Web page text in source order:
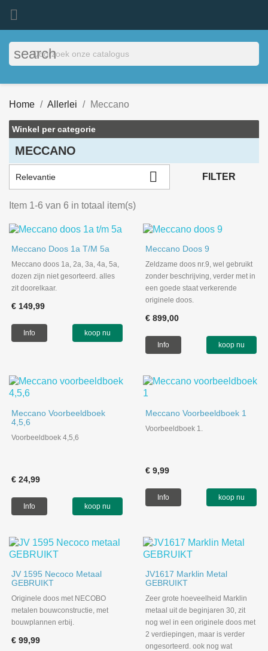

search
Home Allerlei Meccano
Winkel per categorie
MECCANO
Relevantie  FILTER
Item 1-6 van 6 in totaal item(s)
Meccano Doos 1a T/m 5a
Meccano doos 1a, 2a, 3a, 4a, 5a,
dozen zijn niet gesorteerd. alles
zit doorelkaar.
€ 149,99
Info koop nu
Meccano Doos 9
Zeldzame doos nr.9, wel gebruikt
zonder beschrijving, verder met in
een goede staat verkerende
originele doos.
€ 899,00
Info koop nu
Meccano Voorbeeldboek
4,5,6
Voorbeeldboek 4,5,6
€ 24,99
Info koop nu
Meccano Voorbeeldboek 1
Voorbeeldboek 1.
€ 9,99
Info koop nu
JV 1595 Necoco Metaal
GEBRUIKT
Originele doos met NECOBO
metalen bouwconstructie, met
bouwplannen erbij.
€ 99,99
JV1617 Marklin Metal
GEBRUIKT
Zeer grote hoeveelheid Marklin
metaal uit de beginjaren 30, zit
nog wel in een originele doos met
2 verdiepingen, maar is verder
ongesorteerd. ook nog wat